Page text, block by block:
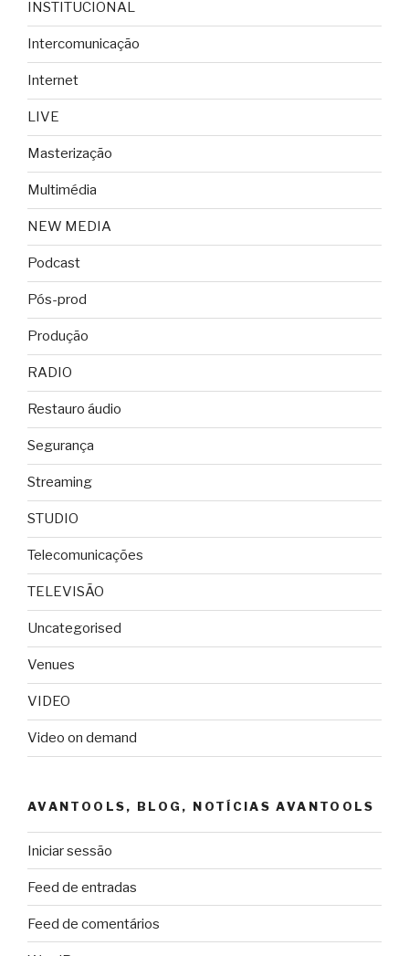
INSTITUCIONAL
Intercomunicação
Internet
LIVE
Masterização
Multimédia
NEW MEDIA
Podcast
Pós-prod
Produção
RADIO
Restauro áudio
Segurança
Streaming
STUDIO
Telecomunicações
TELEVISÃO
Uncategorised
Venues
VIDEO
Video on demand
AVANTOOLS, BLOG, NOTÍCIAS AVANTOOLS
Iniciar sessão
Feed de entradas
Feed de comentários